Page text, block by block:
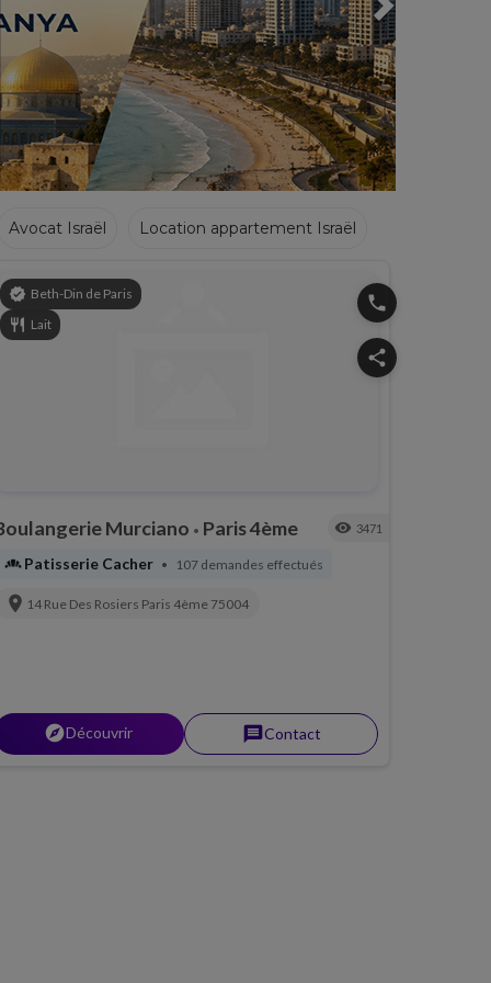
Avocat Israël Location appartement Israël
verified Beth-Din de Paris
restaurant Lait
phone
share
Murciano • Paris 4ème visibility 3471
bakery_diningPatisserie Cacher • 107 demandes effectués
location_on 14 Rue Des Rosiers Paris 4ème 75004
explorerDécouvrir messageContact